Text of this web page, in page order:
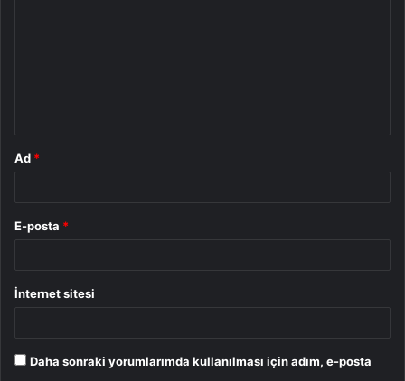
Ad *
E-posta *
İnternet sitesi
Daha sonraki yorumlarımda kullanılması için adım, e-posta